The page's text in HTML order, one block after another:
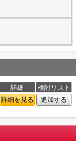
詳細
検討リスト
詳細を見る 追加する